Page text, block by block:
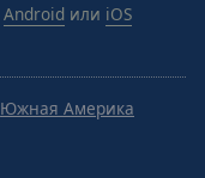
Android или iOS
Южная Америка